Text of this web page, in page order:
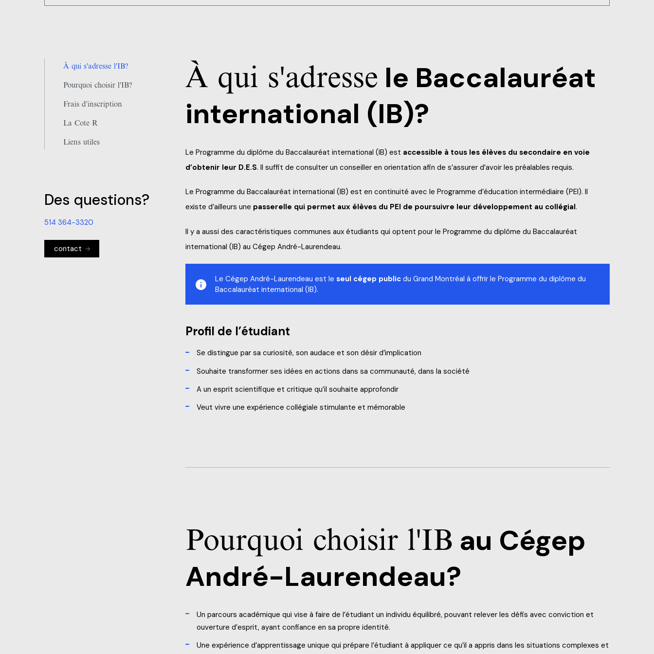
À qui s'adresse l'IB?
Pourquoi choisir l'IB?
Frais d’inscription
La Cote R
Liens utiles
Des questions?
514 364-3320
contact
À qui s'adresse le Baccalauréat
international (IB)?
Le Programme du diplôme du Baccalauréat international (IB) est accessible à tous les élèves du secondaire en voie
d’obtenir leur D.E.S. Il suffit de consulter un conseiller en orientation afin de s’assurer d’avoir les préalables requis.
Le Programme du Baccalauréat international (IB) est en continuité avec le Programme d’éducation intermédiaire (PEI). Il
existe d’ailleurs une passerelle qui permet aux élèves du PEI de poursuivre leur développement au collégial.
Il y a aussi des caractéristiques communes aux étudiants qui optent pour le Programme du diplôme du Baccalauréat
international (IB) au Cégep André-Laurendeau.
Le Cégep André-Laurendeau est leseul cégep public du Grand Montréal à offrir le Programme du diplôme du
Baccalauréat international (IB).
Profil de l’étudiant
Se distingue par sa curiosité, son audace et son désir d’implication
Souhaite transformer ses idées en actions dans sa communauté, dans la société
A un esprit scientifique et critique qu’il souhaite approfondir
Veut vivre une expérience collégiale stimulante et mémorable
Pourquoi choisir l'IB au Cégep
André-Laurendeau?
Un parcours académique qui vise à faire de l’étudiant un individu équilibré, pouvant relever les défis avec conviction et
ouverture d’esprit, ayant confiance en sa propre identité.
Une expérience d’apprentissage unique qui prépare l’étudiant à appliquer ce qu’il a appris dans les situations complexes et